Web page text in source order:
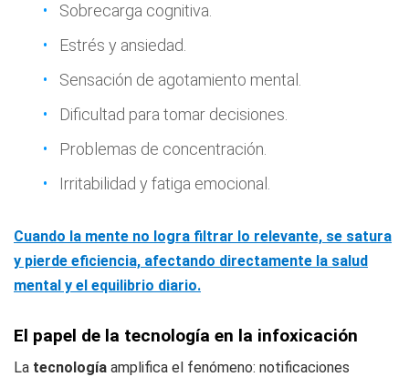
Sobrecarga cognitiva.
Estrés y ansiedad.
Sensación de agotamiento mental.
Dificultad para tomar decisiones.
Problemas de concentración.
Irritabilidad y fatiga emocional.
Cuando la mente no logra filtrar lo relevante, se satura
y pierde eficiencia, afectando directamente la salud
mental y el equilibrio diario.
El papel de la tecnología en la infoxicación
La tecnología amplifica el fenómeno: notificaciones